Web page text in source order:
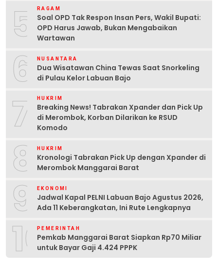
5 RAGAM
Soal OPD Tak Respon Insan Pers, Wakil Bupati:
OPD Harus Jawab, Bukan Mengabaikan
Wartawan
6 NUSANTARA
Dua Wisatawan China Tewas Saat Snorkeling
di Pulau Kelor Labuan Bajo
7 HUKRIM
Breaking News! Tabrakan Xpander dan Pick Up
di Merombok, Korban Dilarikan ke RSUD
Komodo
8 HUKRIM
Kronologi Tabrakan Pick Up dengan Xpander di
Merombok Manggarai Barat
9 EKONOMI
Jadwal Kapal PELNI Labuan Bajo Agustus 2026,
Ada 11 Keberangkatan, Ini Rute Lengkapnya
10PEMERINTAH
Pemkab Manggarai Barat Siapkan Rp70 Miliar
untuk Bayar Gaji 4.424 PPPK